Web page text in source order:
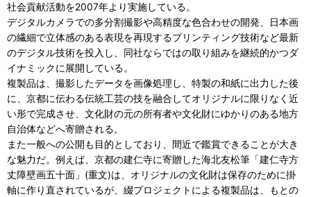
社会貢献活動を2007年より実施している。
デジタルカメラでの多分割撮影や高精度な色合わせの開発、日本画
の繊細で立体感のある表現を再現するプリンティング技術など最新
のデジタル技術を投入し、同社ならではの取り組みを継続的かつダ
イナミックに展開している。
複製品は、撮影したデータを画像処理し、特製の和紙に出力した後
に、京都に伝わる伝統工芸の技を融合してオリジナルに限りなく近
い形で完成させ、文化財の元の所有者や文化財にゆかりのある地方
自治体などへ寄贈される。
また一般への公開も目的としており、間近で鑑賞できることが大き
な魅力だ。例えば、京都の建仁寺に寄贈した海北友松筆「建仁寺方
丈障壁画五十面」(重文)は、オリジナルの文化財は保存のために掛
軸に作り直されているが、綴プロジェクトによる複製品は、もとの